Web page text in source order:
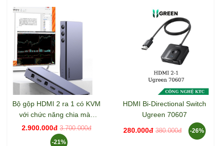
Bộ gộp HDMI 2 ra 1 có KVM
với chức năng chia màn
hình Ugreen 80187
2.900.000đ 3.700.000đ
-21%
HDMI Bi-Directional Switch
Ugreen 70607
280.000đ 380.000đ -26%